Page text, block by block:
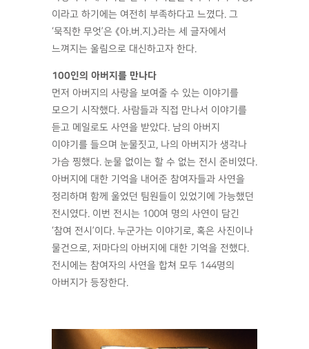
이라고 하기에는 여전히 부족하다고 느꼈다. 그
‘묵직한 무엇’은 《아.버.지.》라는 세 글자에서
느껴지는 울림으로 대신하고자 한다.
100인의 아버지를 만나다
먼저 아버지의 사랑을 보여줄 수 있는 이야기를
모으기 시작했다. 사람들과 직접 만나서 이야기를
듣고 메일로도 사연을 받았다. 남의 아버지
이야기를 들으며 눈물짓고, 나의 아버지가 생각나
가슴 찡했다. 눈물 없이는 할 수 없는 전시 준비였다.
아버지에 대한 기억을 내어준 참여자들과 사연을
정리하며 함께 울었던 팀원들이 있었기에 가능했던
전시였다. 이번 전시는 100여 명의 사연이 담긴
‘참여 전시’이다. 누군가는 이야기로, 혹은 사진이나
물건으로, 저마다의 아버지에 대한 기억을 전했다.
전시에는 참여자의 사연을 합쳐 모두 144명의
아버지가 등장한다.